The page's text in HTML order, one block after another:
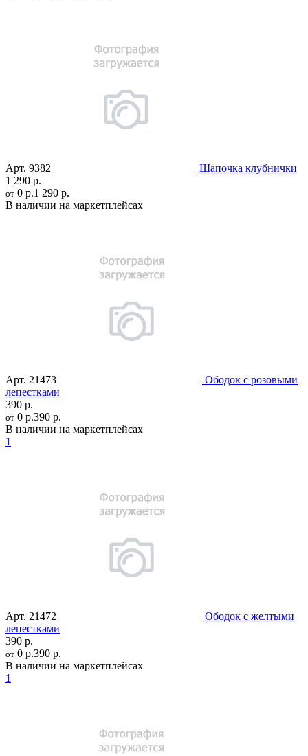
Арт. 9382
Шапочка клубнички
1 290 р.
от 0 р.1 290 р.
В наличии на маркетплейсах
Арт. 21473
Ободок с розовыми
лепестками
390 р.
от 0 р.390 р.
В наличии на маркетплейсах
1
Арт. 21472
Ободок с желтыми
лепестками
390 р.
от 0 р.390 р.
В наличии на маркетплейсах
1